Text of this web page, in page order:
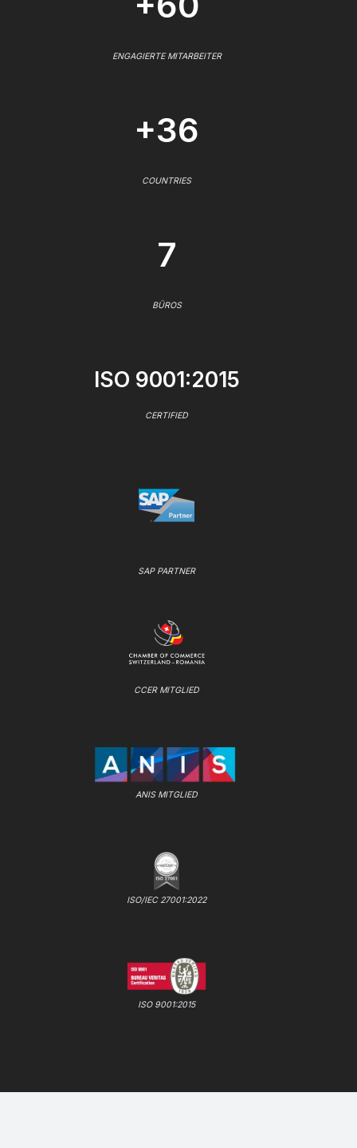
ENGAGIERTE MITARBEITER
+36
COUNTRIES
7
BÜROS
ISO 9001:2015
CERTIFIED
SAP PARTNER
CCER MITGLIED
ANIS MITGLIED
ISO/IEC 27001:2022
ISO 9001:2015